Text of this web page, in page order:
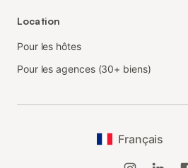
Location
Pour les hôtes
Pour les agences (30+ biens)
Français